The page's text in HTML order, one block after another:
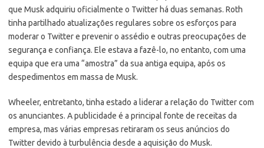
que Musk adquiriu oficialmente o Twitter há duas semanas. Roth
tinha partilhado atualizações regulares sobre os esforços para
moderar o Twitter e prevenir o assédio e outras preocupações de
segurança e confiança. Ele estava a fazê-lo, no entanto, com uma
equipa que era uma “amostra” da sua antiga equipa, após os
despedimentos em massa de Musk.
Wheeler, entretanto, tinha estado a liderar a relação do Twitter com
os anunciantes. A publicidade é a principal fonte de receitas da
empresa, mas várias empresas retiraram os seus anúncios do
Twitter devido à turbulência desde a aquisição do Musk.